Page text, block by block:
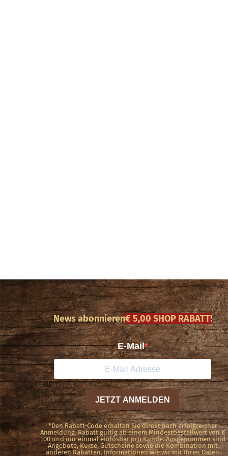
News abonnieren€ 5,00 SHOP RABATT!
*Den Rabatt-Code erhalten Sie direkt nach erfolgreicher
Anmeldung. Rabatt gültig ab einem Mindestbestellwert von €
100 und nur einmal einlösbar pro Kunde. Ausgenommen sind
Angebote, Kurse, Gutscheine sowie die Kombination mit
anderen Rabatten. Informationen wie wir mit Ihren Daten